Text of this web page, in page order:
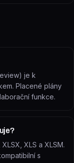
je k
Placené plány
funkce.
XLS a XLSM.
s